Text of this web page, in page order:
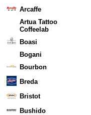
Arcaffe
Artua Tattoo
Coffeelab
Boasi
Bogani
Bourbon
Breda
Bristot
Bushido